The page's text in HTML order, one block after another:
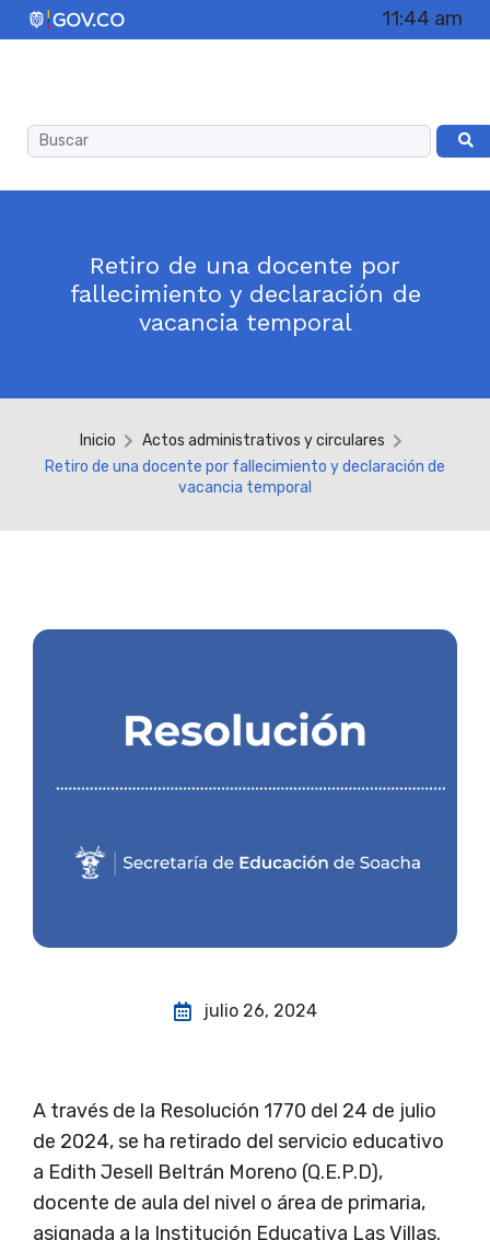
11:44 am
Retiro de una docente por
fallecimiento y declaración de
vacancia temporal
Inicio
Actos administrativos y circulares
Retiro de una docente por fallecimiento y declaración de
vacancia temporal
julio 26, 2024
A través de la Resolución 1770 del 24 de julio
de 2024, se ha retirado del servicio educativo
a Edith Jesell Beltrán Moreno (Q.E.P.D),
docente de aula del nivel o área de primaria,
asignada a la Institución Educativa Las Villas.